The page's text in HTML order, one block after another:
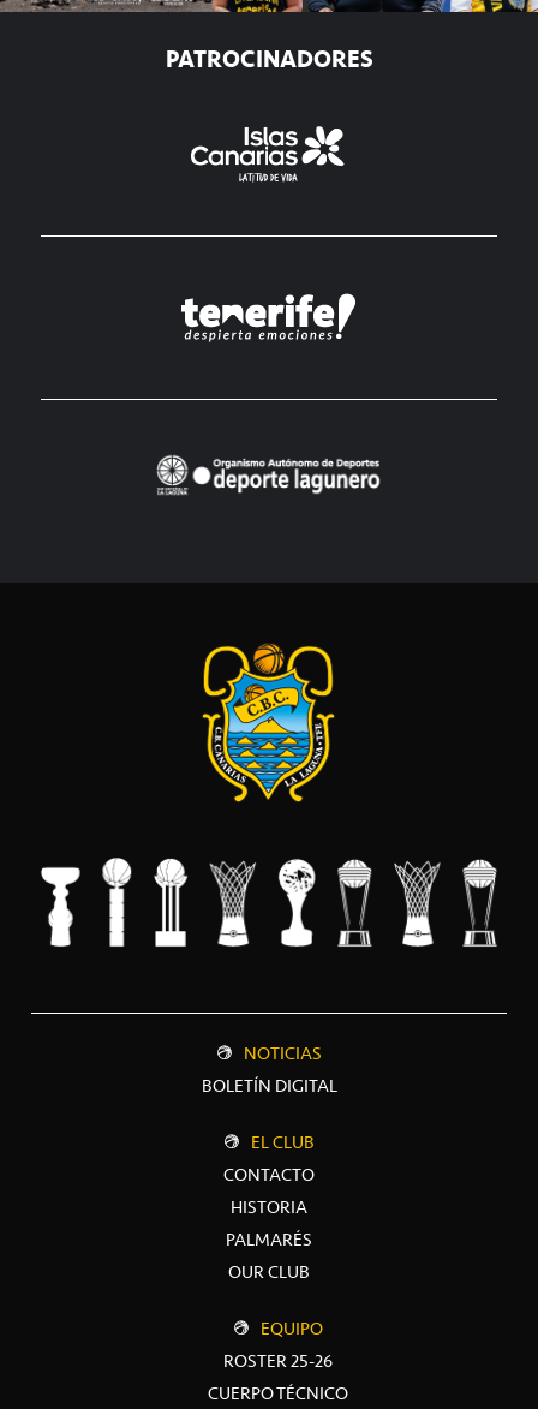
PATROCINADORES
NOTICIAS
BOLETÍN DIGITAL
EL CLUB
CONTACTO
HISTORIA
PALMARÉS
OUR CLUB
EQUIPO
ROSTER 25-26
CUERPO TÉCNICO